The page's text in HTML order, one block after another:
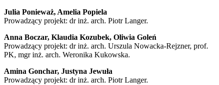
Julia Ponieważ, Amelia Popiela
Prowadzący projekt: dr inż. arch. Piotr Langer.
Anna Boczar, Klaudia Kozubek, Oliwia Goleń
Prowadzący projekt: dr inż. arch. Urszula Nowacka-Rejzner, prof.
PK, mgr inż. arch. Weronika Kukowska.
Amina Gonchar, Justyna Jewuła
Prowadzący projekt: dr inż. arch. Piotr Langer.